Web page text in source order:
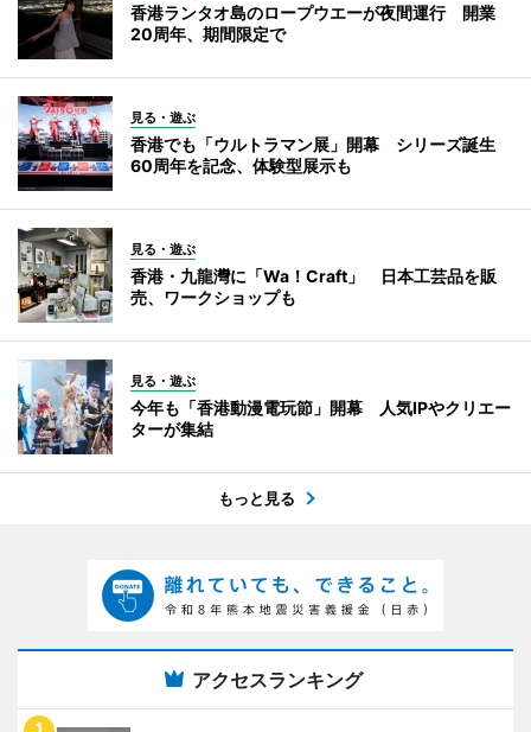
香港ランタオ島のロープウエーが夜間運行 開業
20周年、期間限定で
見る・遊ぶ
香港でも「ウルトラマン展」開幕 シリーズ誕生
60周年を記念、体験型展示も
見る・遊ぶ
香港・九龍灣に「Wa！Craft」 日本工芸品を販
売、ワークショップも
見る・遊ぶ
今年も「香港動漫電玩節」開幕 人気IPやクリエー
ターが集結
もっと見る
アクセスランキング